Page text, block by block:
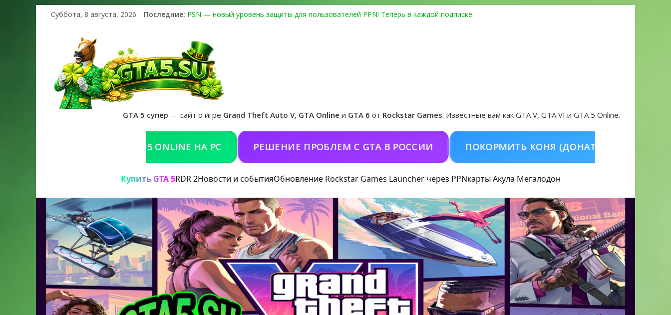
Суббота, 8 августа, 2026 Последние: PSN — новый уровень защиты для пользователей PPN! Теперь в каждой подписке
Получайте особые награды в GTA Online по программе Fine Art Collector
GTA 6 официальная обложка игры и Предзаказ Grand Theft Auto VI
GTA 5 супер — сайт о игре Grand Theft Auto V, GTA Online и GTA 6 от Rockstar Games. Известные вам как GTA V, GTA VI и GTA 5 Online.
КУПИТЬ GTA 5 ONLINE НА PC РЕШЕНИЕ ПРОБЛЕМ С GTA В РОССИИ ПОКОРМИТЬ КОНЯ (ДОНАТ)
Купить GTA 5RDR 2Новости и событияОбновление Rockstar Games Launcher через PPNкарты Акула Мегалодон